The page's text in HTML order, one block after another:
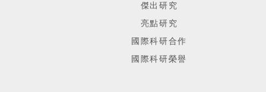
傑出研究
亮點研究
國際科研合作
國際科研榮譽